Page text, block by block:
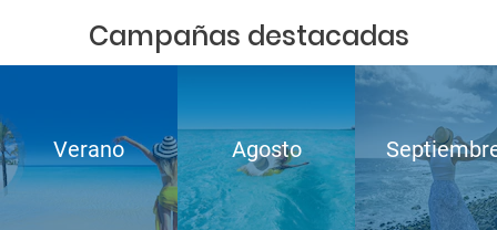
Campañas destacadas
Verano Agosto